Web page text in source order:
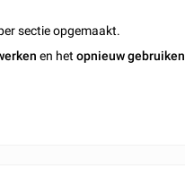
sectie opgemaakt.
en hetopnieuw gebruiken